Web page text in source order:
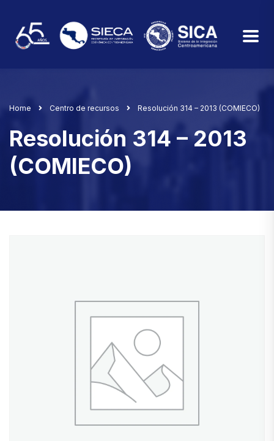
Home Centro de recursos Resolución 314 – 2013 (COMIECO)
Resolución 314 – 2013
(COMIECO)